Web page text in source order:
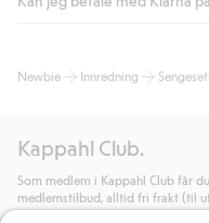
Som medlem i Kappahl
automatisk etter at du har
hjemlevering med
hjemlevering med Bring
Les mer
og andre betalingsmåter.
generelle vilkår.Les mer
lenke).
Les mer
Newbie Innredning
Kappahl Club.
Som medlem i Kappahl Club får
medlemstilbud, alltid fri frakt (til
samler poeng på alle dine kjøp